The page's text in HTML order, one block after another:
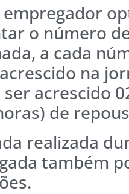
empregador
o número
a cada
na
acrescido
de
realizada
também